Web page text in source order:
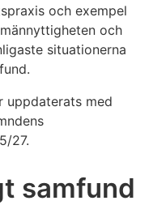
och exempel
och
situationerna
uppdaterats med
27.
samfund